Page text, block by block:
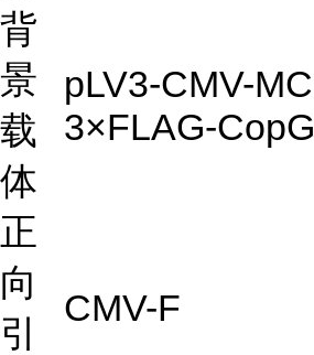
背
景
载
体
pLV3-CMV-
3×FLAG-
正
向
引
CMV-F